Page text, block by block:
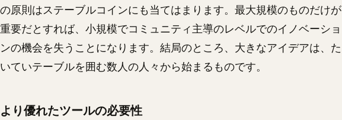
の原則はステーブルコインにも当てはまります。最大規模のものだけが
重要だとすれば、小規模でコミュニティ主導のレベルでのイノベーショ
ンの機会を失うことになります。結局のところ、大きなアイデアは、た
いていテーブルを囲む数人の人々から始まるものです。
より優れたツールの必要性